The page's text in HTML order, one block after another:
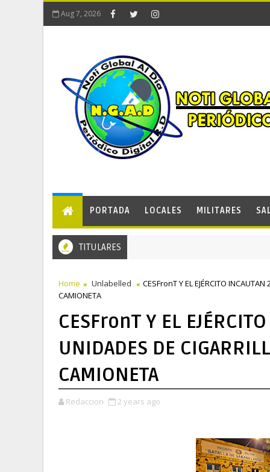
Aug 7, 2026
PORTADA LOCALES MILITARES
TITULARES
Home Unlabelled
CESFronT Y EL EJÉRCITO
CAMIONETA
CESFronT Y EL
UNIDADES DE
CAMIONETA
Redaccion 2 years ago